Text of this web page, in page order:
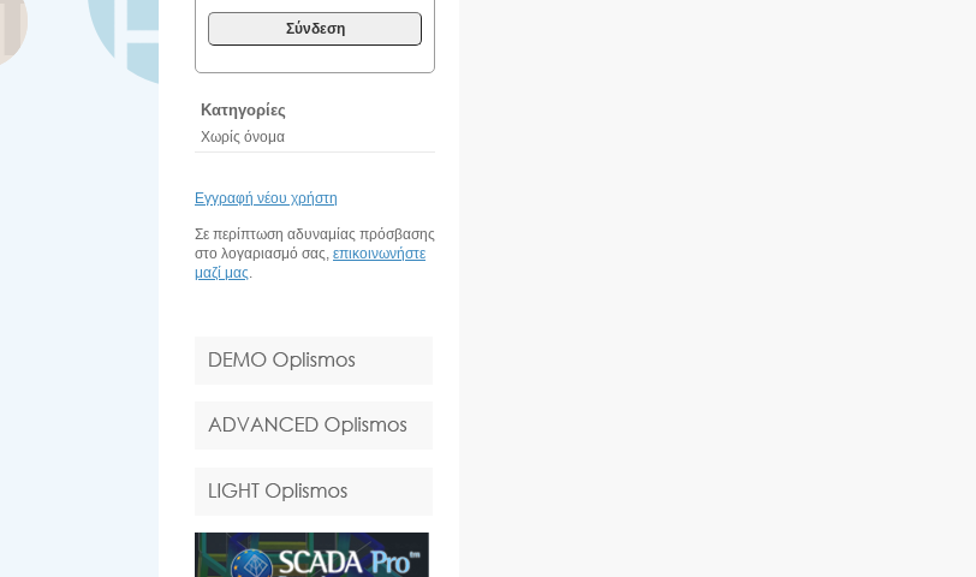
Σύνδεση
Κατηγορίες
Χωρίς όνομα
Εγγραφή νέου χρήστη
Σε περίπτωση αδυναμίας πρόσβασης
στο λογαριασμό σας, επικοινωνήστε
μαζί μας.